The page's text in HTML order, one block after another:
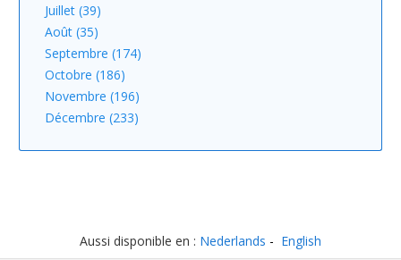
Juillet (39)
Août (35)
Septembre (174)
Octobre (186)
Novembre (196)
Décembre (233)
Aussi disponible en : Nederlands English